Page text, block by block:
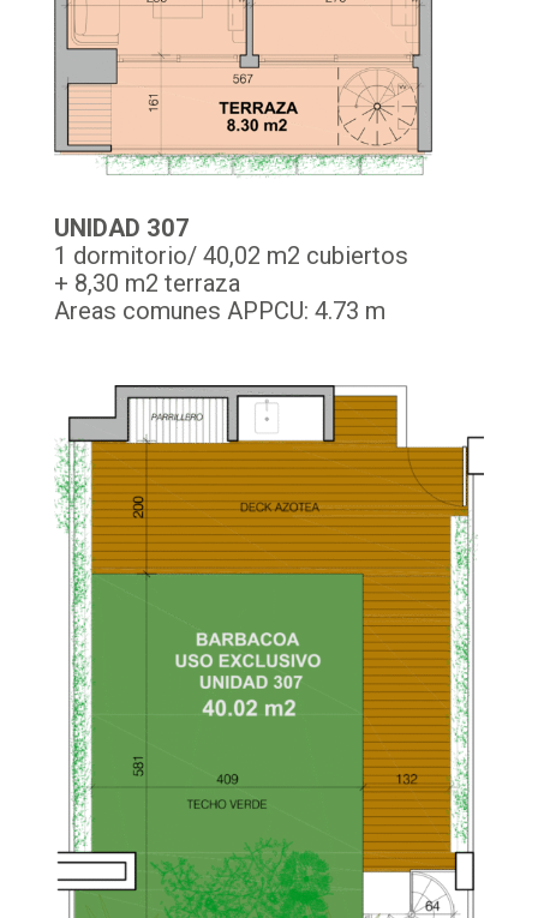
UNIDAD 307
1 dormitorio/ 40,02 m2 cubiertos
+ 8,30 m2 terraza
Areas comunes APPCU: 4.73 m